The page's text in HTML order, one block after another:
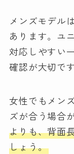
メンズモデル
あります。ユ
対応しやすい
確認が大切です
女性でもメン
ズが合う場合
よりも、背面
しょう。